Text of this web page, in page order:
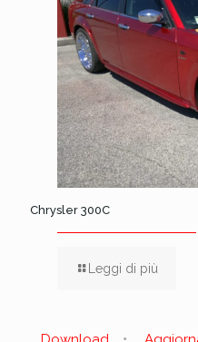
Chrysler 300C
Leggi di più